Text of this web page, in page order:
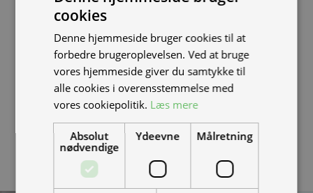
Ekstra undervognsbeskyttelse
Bakkamera
Ive-Car PLUS er ideel til seniorer og andre, der søger et
alternativ til bilen. Med Ive-Car PLUS får du en smidig,
komfortabel og luksuriøs kabinescooter, der opfylder
alle dine behov.
cookies
Denne hjemmeside bruger cookies til at
forbedre brugeroplevelsen. Ved at bruge
vores hjemmeside giver du samtykke til
alle cookies i overensstemmelse med
vores cookiepolitik. Læs mere
Absolut
nødvendige
Ydeevne Målretning